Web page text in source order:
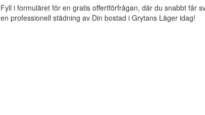
Fyll i formuläret för en gratis offertförfrågan, där du snabbt får
en professionell städning av Din bostad i Grytans Läger idag!